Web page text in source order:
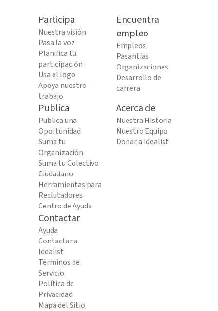
Participa
Nuestra visión
Pasa la voz
Planifica tu
participación
Usa el logo
Apoya nuestro
trabajo
Encuentra
empleo
Empleos
Pasantías
Organizaciones
Desarrollo de
carrera
Publica
Publica una
Oportunidad
Suma tu
Organización
Suma tu Colectivo
Ciudadano
Herramientas para
Reclutadores
Centro de Ayuda
Acerca de
Nuestra Historia
Nuestro Equipo
Donar a Idealist
Contactar
Ayuda
Contactar a
Idealist
Términos de
Servicio
Política de
Privacidad
Mapa del Sitio